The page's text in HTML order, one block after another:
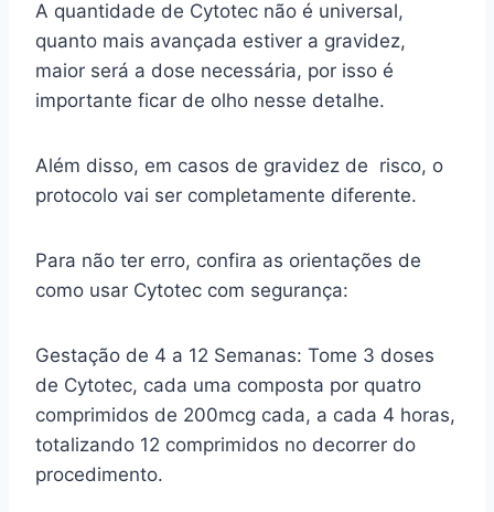
A quantidade de Cytotec não é universal,
quanto mais avançada estiver a gravidez,
maior será a dose necessária, por isso é
importante ficar de olho nesse detalhe.
Além disso, em casos de gravidez de risco, o
protocolo vai ser completamente diferente.
Para não ter erro, confira as orientações de
como usar Cytotec com segurança:
Gestação de 4 a 12 Semanas: Tome 3 doses
de Cytotec, cada uma composta por quatro
comprimidos de 200mcg cada, a cada 4 horas,
totalizando 12 comprimidos no decorrer do
procedimento.